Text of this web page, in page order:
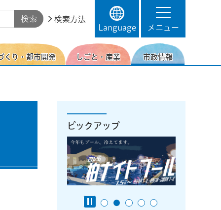
検索方法
Language
メニュー
くり・都市開発 しごと・産業 市政情報
ピックアップ